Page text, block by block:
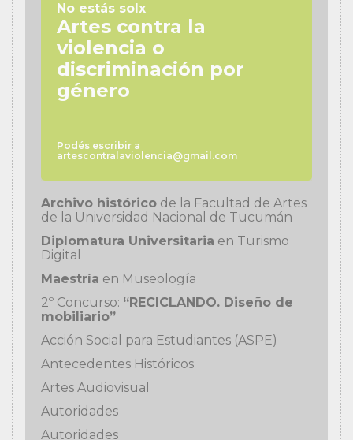
No estás solx
Artes contra la
violencia o
discriminación por
género
Podés escribir a
artescontralaviolencia@gmail.com
Archivo histórico de la Facultad de Artes
de la Universidad Nacional de Tucumán
Diplomatura Universitaria en Turismo
Digital
Maestría en Museología
2º Concurso: “RECICLANDO. Diseño de
mobiliario”
Acción Social para Estudiantes (ASPE)
Antecedentes Históricos
Artes Audiovisual
Autoridades
Autoridades